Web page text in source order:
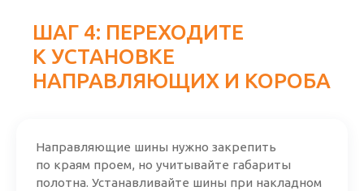
ШАГ 4: ПЕРЕХОДИТЕ
К УСТАНОВКЕ
НАПРАВЛЯЮЩИХ И КОРОБА
Направляющие шины нужно закрепить
по краям проем, но учитывайте габариты
полотна. Устанавливайте шины при накладном